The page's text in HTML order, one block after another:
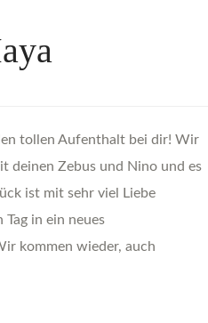
tollen Aufenthalt bei dir! Wir
deinen Zebus und Nino und es
ist mit sehr viel Liebe
in ein neues
kommen wieder, auch